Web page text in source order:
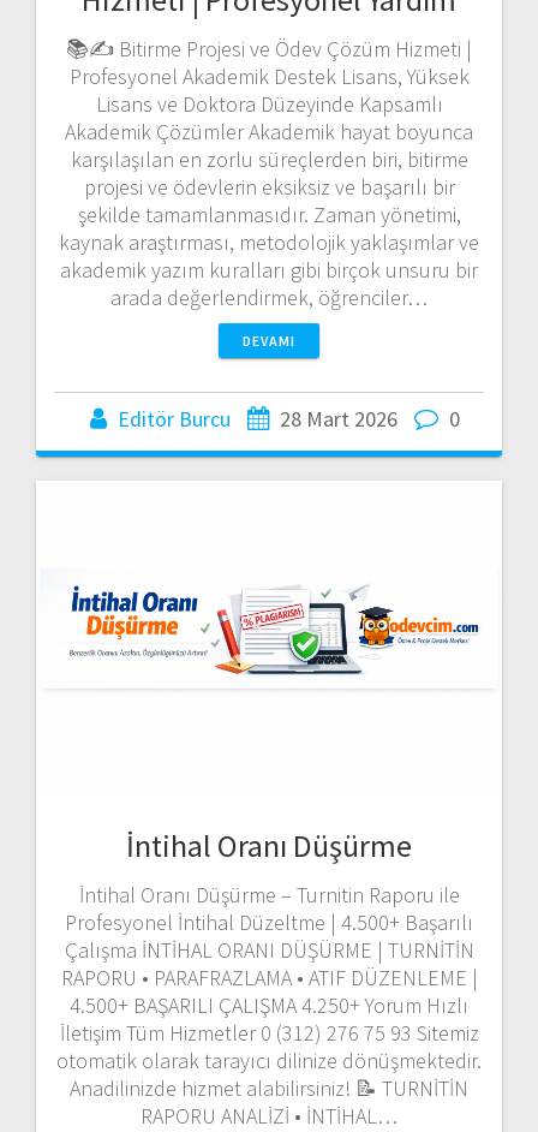
📚✍️ Bitirme Projesi ve Ödev Çözüm Hizmeti |
Profesyonel Akademik Destek Lisans, Yüksek
Lisans ve Doktora Düzeyinde Kapsamlı
Akademik Çözümler Akademik hayat boyunca
karşılaşılan en zorlu süreçlerden biri, bitirme
projesi ve ödevlerin eksiksiz ve başarılı bir
şekilde tamamlanmasıdır. Zaman yönetimi,
kaynak araştırması, metodolojik yaklaşımlar ve
akademik yazım kuralları gibi birçok unsuru bir
arada değerlendirmek, öğrenciler…
DEVAMI
Editör Burcu 28 Mart 2026 0
İntihal Oranı Düşürme
İntihal Oranı Düşürme – Turnitin Raporu ile
Profesyonel İntihal Düzeltme | 4.500+ Başarılı
Çalışma İNTİHAL ORANI DÜŞÜRME | TURNİTİN
RAPORU • PARAFRAZLAMA • ATIF DÜZENLEME |
4.500+ BAŞARILI ÇALIŞMA 4.250+ Yorum Hızlı
İletişim Tüm Hizmetler 0 (312) 276 75 93 Sitemiz
otomatik olarak tarayıcı dilinize dönüşmektedir.
Anadilinizde hizmet alabilirsiniz! 📝 TURNİTİN
RAPORU ANALİZİ • İNTİHAL…